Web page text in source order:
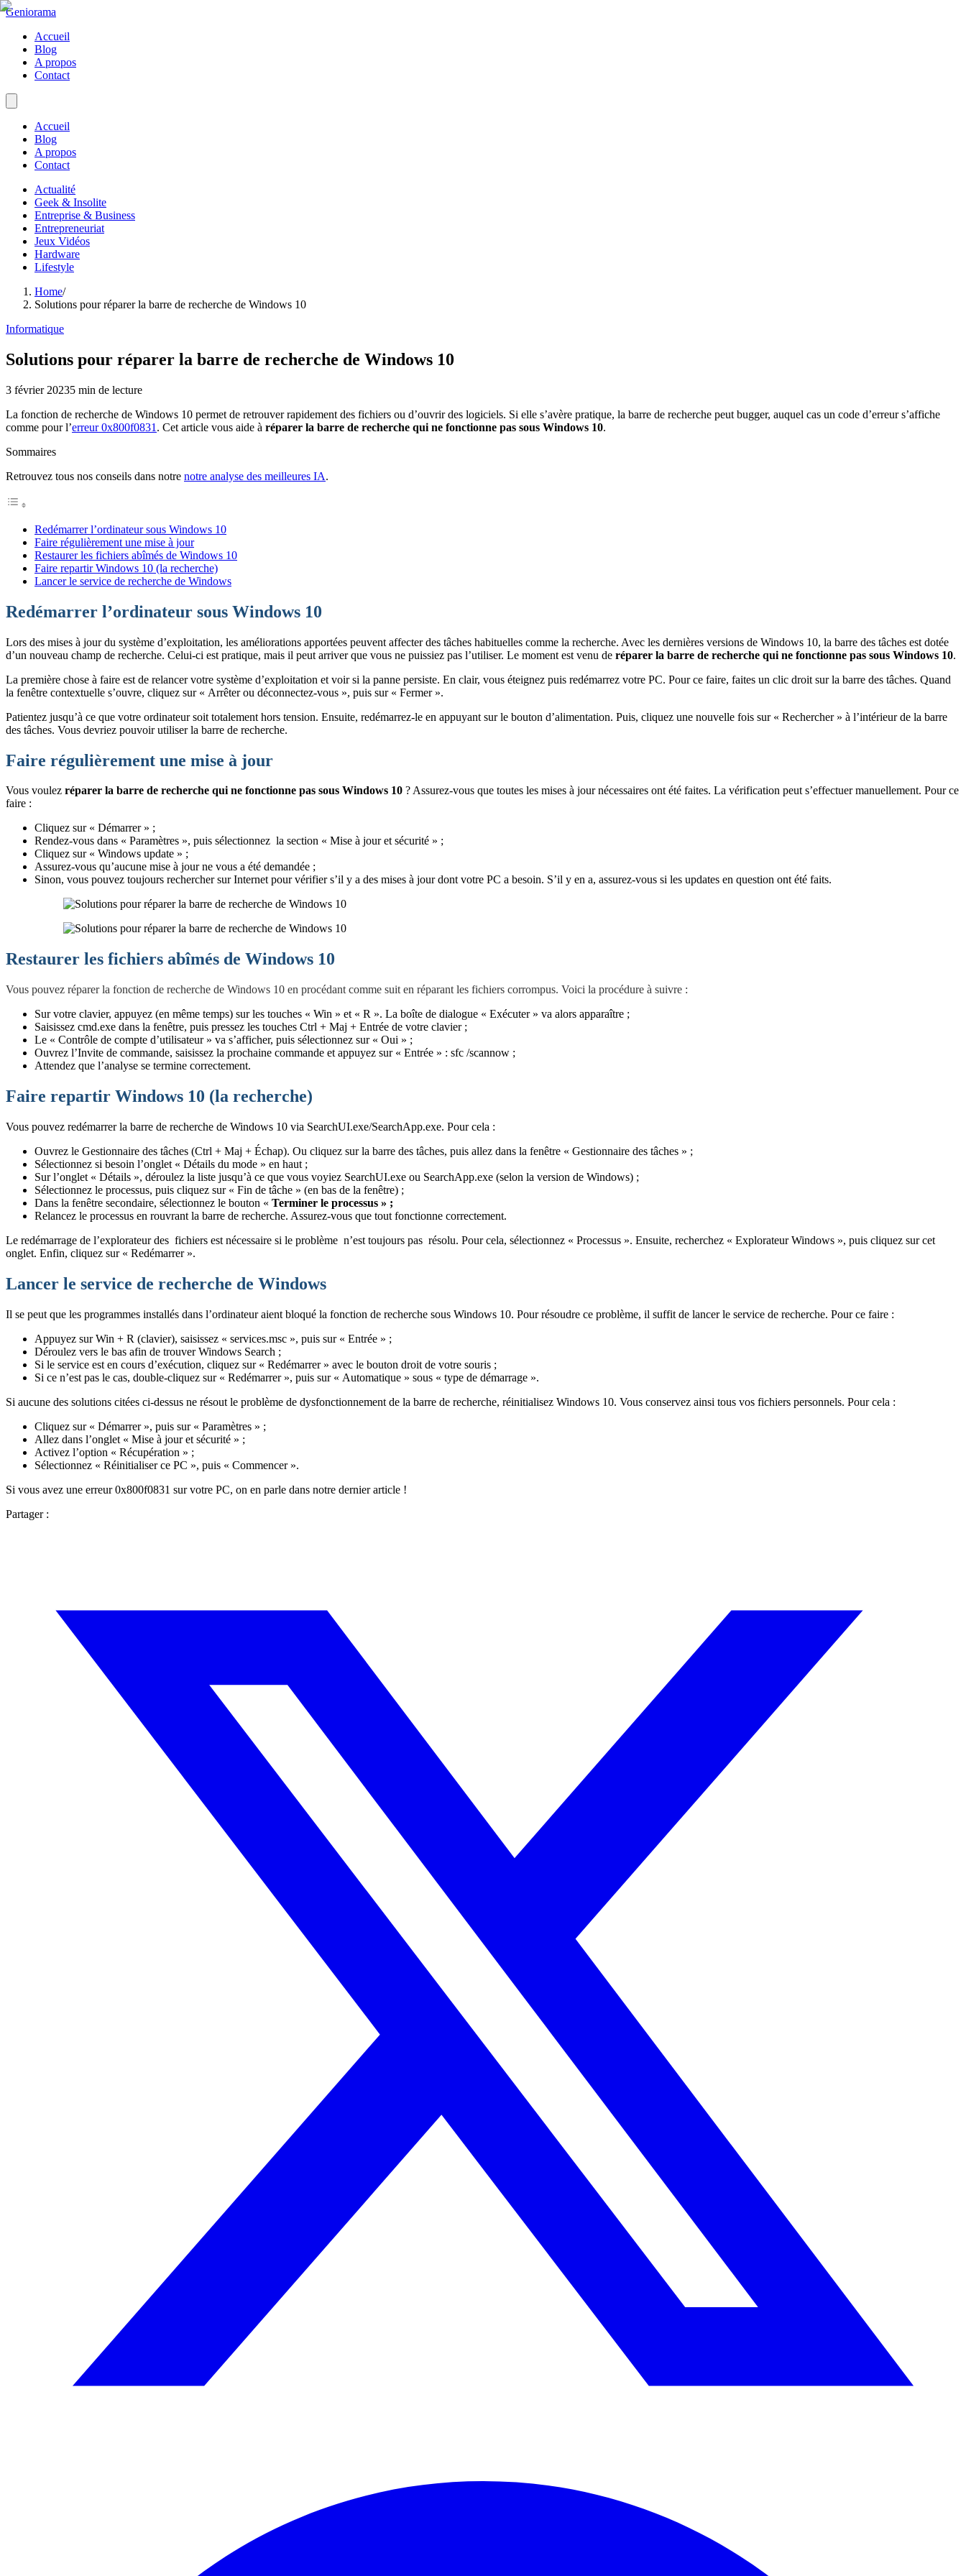
Geniorama
Accueil
Blog
A propos
Contact
Accueil
Blog
A propos
Contact
Actualité
Geek & Insolite
Entreprise & Business
Entrepreneuriat
Jeux Vidéos
Hardware
Lifestyle
Home/
Solutions pour réparer la barre de recherche de Windows 10
Informatique
Solutions pour réparer la barre de recherche de Windows 10
3 février 20235 min de lecture
La fonction de recherche de Windows 10 permet de retrouver rapidement des fichiers ou d’ouvrir des logiciels. Si elle s’avère pratique, la barre de recherche peut bugger, auquel cas un code d’erreur s’affiche
comme pour l’erreur 0x800f0831 . Cet article vous aide à réparer la barre de recherche qui ne fonctionne pas sous Windows 10.
Sommaires
Retrouvez tous nos conseils dans notre notre analyse des meilleures IA.
Redémarrer l’ordinateur sous Windows 10
Faire régulièrement une mise à jour
Restaurer les fichiers abîmés de Windows 10
Faire repartir Windows 10 (la recherche)
Lancer le service de recherche de Windows
Redémarrer l’ordinateur sous Windows 10
Lors des mises à jour du système d’exploitation, les améliorations apportées peuvent affecter des tâches habituelles comme la recherche. Avec les dernières versions de Windows 10, la barre des tâches est dotée
d’un nouveau champ de recherche. Celui-ci est pratique, mais il peut arriver que vous ne puissiez pas l’utiliser. Le moment est venu de réparer la barre de recherche qui ne fonctionne pas sous Windows 10.
La première chose à faire est de relancer votre système d’exploitation et voir si la panne persiste. En clair, vous éteignez puis redémarrez votre PC. Pour ce faire, faites un clic droit sur la barre des tâches. Quand
la fenêtre contextuelle s’ouvre, cliquez sur « Arrêter ou déconnectez-vous », puis sur « Fermer ».
Patientez jusqu’à ce que votre ordinateur soit totalement hors tension. Ensuite, redémarrez-le en appuyant sur le bouton d’alimentation. Puis, cliquez une nouvelle fois sur « Rechercher » à l’intérieur de la barre
des tâches. Vous devriez pouvoir utiliser la barre de recherche.
Faire régulièrement une mise à jour
Vous voulez réparer la barre de recherche qui ne fonctionne pas sous Windows 10 ? Assurez-vous que toutes les mises à jour nécessaires ont été faites. La vérification peut s’effectuer manuellement. Pour ce
faire :
Cliquez sur « Démarrer » ;
Rendez-vous dans « Paramètres », puis sélectionnez la section « Mise à jour et sécurité » ;
Cliquez sur « Windows update » ;
Assurez-vous qu’aucune mise à jour ne vous a été demandée ;
Sinon, vous pouvez toujours rechercher sur Internet pour vérifier s’il y a des mises à jour dont votre PC a besoin. S’il y en a, assurez-vous si les updates en question ont été faits.
Restaurer les fichiers abîmés de Windows 10
Vous pouvez réparer la fonction de recherche de Windows 10 en procédant comme suit en réparant les fichiers corrompus. Voici la procédure à suivre :
Sur votre clavier, appuyez (en même temps) sur les touches « Win » et « R ». La boîte de dialogue « Exécuter » va alors apparaître ;
Saisissez cmd.exe dans la fenêtre, puis pressez les touches Ctrl + Maj + Entrée de votre clavier ;
Le « Contrôle de compte d’utilisateur » va s’afficher, puis sélectionnez sur « Oui » ;
Ouvrez l’Invite de commande, saisissez la prochaine commande et appuyez sur « Entrée » : sfc /scannow ;
Attendez que l’analyse se termine correctement.
Faire repartir Windows 10 (la recherche)
Vous pouvez redémarrer la barre de recherche de Windows 10 via SearchUI.exe/SearchApp.exe. Pour cela :
Ouvrez le Gestionnaire des tâches (Ctrl + Maj + Échap). Ou cliquez sur la barre des tâches, puis allez dans la fenêtre « Gestionnaire des tâches » ;
Sélectionnez si besoin l’onglet « Détails du mode » en haut ;
Sur l’onglet « Détails », déroulez la liste jusqu’à ce que vous voyiez SearchUI.exe ou SearchApp.exe (selon la version de Windows) ;
Sélectionnez le processus, puis cliquez sur « Fin de tâche » (en bas de la fenêtre) ;
Dans la fenêtre secondaire, sélectionnez le bouton « Terminer le processus » ;
Relancez le processus en rouvrant la barre de recherche. Assurez-vous que tout fonctionne correctement.
Le redémarrage de l’explorateur des fichiers est nécessaire si le problème n’est toujours pas résolu. Pour cela, sélectionnez « Processus ». Ensuite, recherchez « Explorateur Windows », puis cliquez sur cet
onglet. Enfin, cliquez sur « Redémarrer ».
Lancer le service de recherche de Windows
Il se peut que les programmes installés dans l’ordinateur aient bloqué la fonction de recherche sous Windows 10. Pour résoudre ce problème, il suffit de lancer le service de recherche. Pour ce faire :
Appuyez sur Win + R (clavier), saisissez « services.msc », puis sur « Entrée » ;
Déroulez vers le bas afin de trouver Windows Search ;
Si le service est en cours d’exécution, cliquez sur « Redémarrer » avec le bouton droit de votre souris ;
Si ce n’est pas le cas, double-cliquez sur « Redémarrer », puis sur « Automatique » sous « type de démarrage ».
Si aucune des solutions citées ci-dessus ne résout le problème de dysfonctionnement de la barre de recherche, réinitialisez Windows 10. Vous conservez ainsi tous vos fichiers personnels. Pour cela :
Cliquez sur « Démarrer », puis sur « Paramètres » ;
Allez dans l’onglet « Mise à jour et sécurité » ;
Activez l’option « Récupération » ;
Sélectionnez « Réinitialiser ce PC », puis « Commencer ».
Si vous avez une erreur 0x800f0831 sur votre PC, on en parle dans notre dernier article !
Partager :